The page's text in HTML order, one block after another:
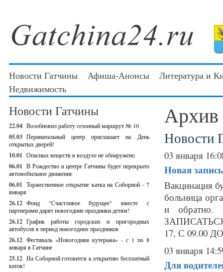
Новости Гатчины Афиша-Анонсы
Литература и
Недвижимость
Новости Гатчины
22.04 Возобновил работу сезонный маршрут № 10
05.03 Перинатальный центр приглашает на День
открытых дверей!
10.01 Опасных веществ в воздухе не обнаружено
06.01 В Рождество в центре Гатчины будет перекрыто
автомобильное движение
06.01 Торжественное открытие катка на Соборной - 7
января
26.12 Фонд "Счастливое будущее" вместе с
партнерами дарят новогодние праздники детям!
26.12 График работы городских и пригородных
автобусов в период новогодних праздников
26.12 Фестиваль «Новогодняя кутерьма» - с 1 по 8
января в Гатчине
25.12 На Соборной готовится к открытию бесплатный
каток!
Архив
Новости
03 января
Новая
Вакцинация
больница
и
17, С 09.00
03 января
Для